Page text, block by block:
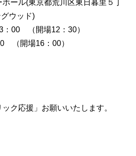
ホール(東京都荒川区東日暮里５丁
ウッド)
：00 （開場12：30）
開場16：00）
ク応援」お願いいたします。